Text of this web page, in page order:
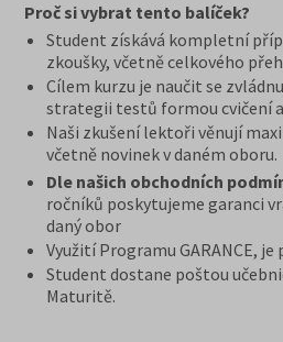
Proč si vybrat tento balíček?
Student získává kompletní
zkoušky, včetně celkového
Cílem kurzu je naučit se
strategii testů formou cvičení
Naši zkušení lektoři věnují
včetně novinek v daném oboru.
Dle našich obchodních
ročníků poskytujeme garanci
daný obor
Využití Programu GARANCE,
Student dostane poštou
Maturitě.